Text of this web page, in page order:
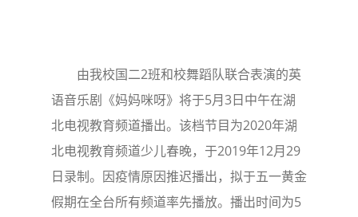
由我校国二2班和校舞蹈队联合表演的英
语音乐剧《妈妈咪呀》将于5月3日中午在湖
北电视教育频道播出。该档节目为2020年湖
北电视教育频道少儿春晚，于2019年12月29
日录制。因疫情原因推迟播出，拟于五一黄金
假期在全台所有频道率先播放。播出时间为5